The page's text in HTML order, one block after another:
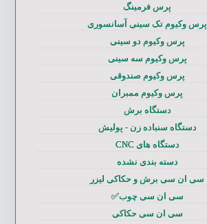
پرس فرمینگ
پرس وکیوم تک سینی آسانسوری
پرس وکیوم دو سینی
پرس وکیوم سه سینی
پرس وکیوم صندوقی
پرس وکیوم ممبران
دستگاه برش
دستگاه سنباده زن - پولیش
دستگاه های CNC
دسته بندی نشده
سی ان سی برش و حکاکی لیزر
سی ان سی چوب✅
سی ان سی حکاکی